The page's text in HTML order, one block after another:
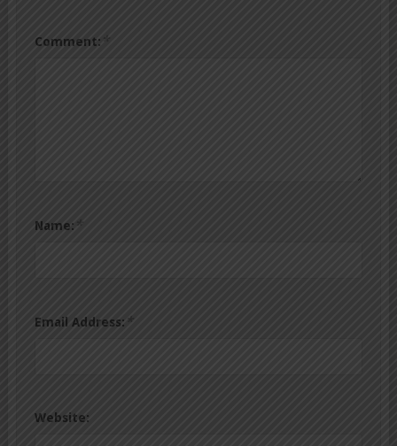
Comment: *
Name: *
Email Address: *
Website: